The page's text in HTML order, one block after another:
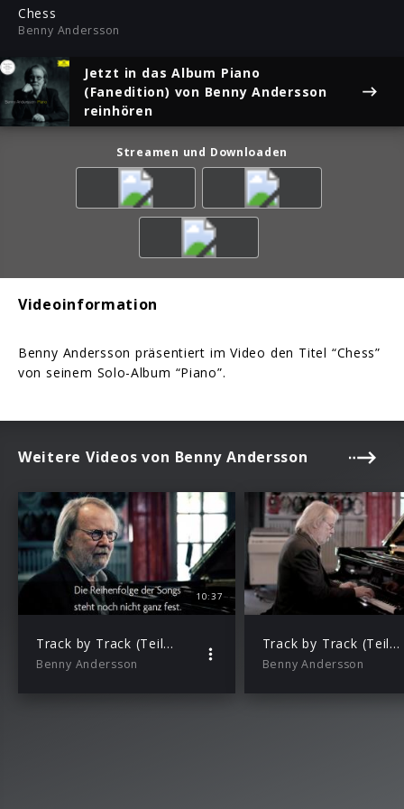
Chess
Benny Andersson
Jetzt in das Album Piano
(Fanedition) von Benny Andersson
reinhören
Streamen und Downloaden
Videoinformation
Benny Andersson präsentiert im Video den Titel “Chess”
von seinem Solo-Album “Piano”.
Weitere Videos von Benny Andersson
10:37
Track by Track (Teil 1)
Benny Andersson
Track by Track (Teil 3)
Benny Andersson